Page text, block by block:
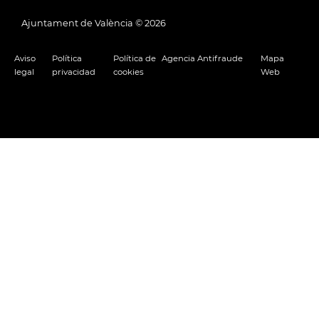
Ajuntament de València © 2026
Aviso
legal
Política
privacidad
Política de
cookies
Agencia Antifraude
Mapa
Web